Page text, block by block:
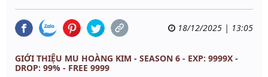
18/12/2025 | 13:05
GIỚI THIỆU MU HOÀNG KIM - SEASON 6 - EXP: 9999X -
DROP: 99% - FREE 9999